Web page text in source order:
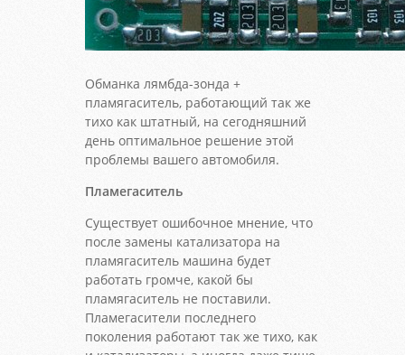
Обманка лямбда-зонда +
пламягаситель, работающий так же
тихо как штатный, на сегодняшний
день оптимальное решение этой
проблемы вашего автомобиля.
Пламегаситель
Существует ошибочное мнение, что
после замены катализатора на
пламягаситель машина будет
работать громче, какой бы
пламягаситель не поставили.
Пламегасители последнего
поколения работают так же тихо, как